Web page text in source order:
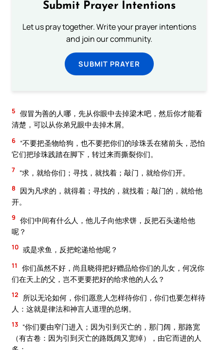
Submit Prayer Intentions
Let us pray together. Write your prayer intentions
and join our community.
SUBMIT PRAYER
5 假冒为善的人哪，先从你眼中去掉梁木吧，然后你才能看
清楚，可以从你弟兄眼中去掉木屑。
6 “不要把圣物给狗，也不要把你们的珍珠丢在猪前头，恐怕
它们把珍珠践踏在脚下，转过来而撕裂你们。
7 “求，就给你们；寻找，就找着；敲门，就给你们开。
8
因为凡求的，就得着；寻找的，就找着；敲门的，就给他
开。
9 你们中间有什么人，他儿子向他求饼，反把石头递给他
呢？
10 或是求鱼，反把蛇递给他呢？
11
你们虽然不好，尚且晓得把好赠品给你们的儿女，何况你
们在天上的父，岂不更要把好的给求他的人么？
12
所以无论如何，你们愿意人怎样待你们，你们也要怎样待
人：这就是律法和神言人道理的总纲。
13 “你们要由窄门进入；因为引到灭亡的，那门阔，那路宽
（有古卷：因为引到灭亡的路既阔又宽绰），由它而进的人